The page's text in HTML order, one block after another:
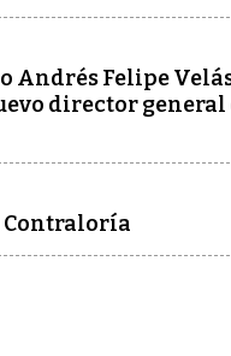
Andrés Felipe
director general
Contraloría